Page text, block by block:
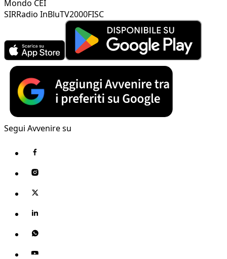
Mondo CEI
SIRRadio InBluTV2000FISC
Segui Avvenire su